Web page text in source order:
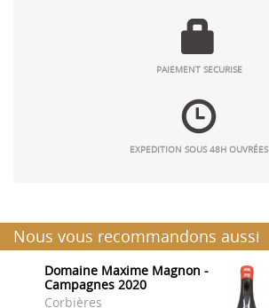
PAIEMENT SECURISE
EXPEDITION SOUS 48H OUVRÉES
Nous vous recommandons aussi
Domaine Maxime Magnon -
Campagnes 2020
Corbières